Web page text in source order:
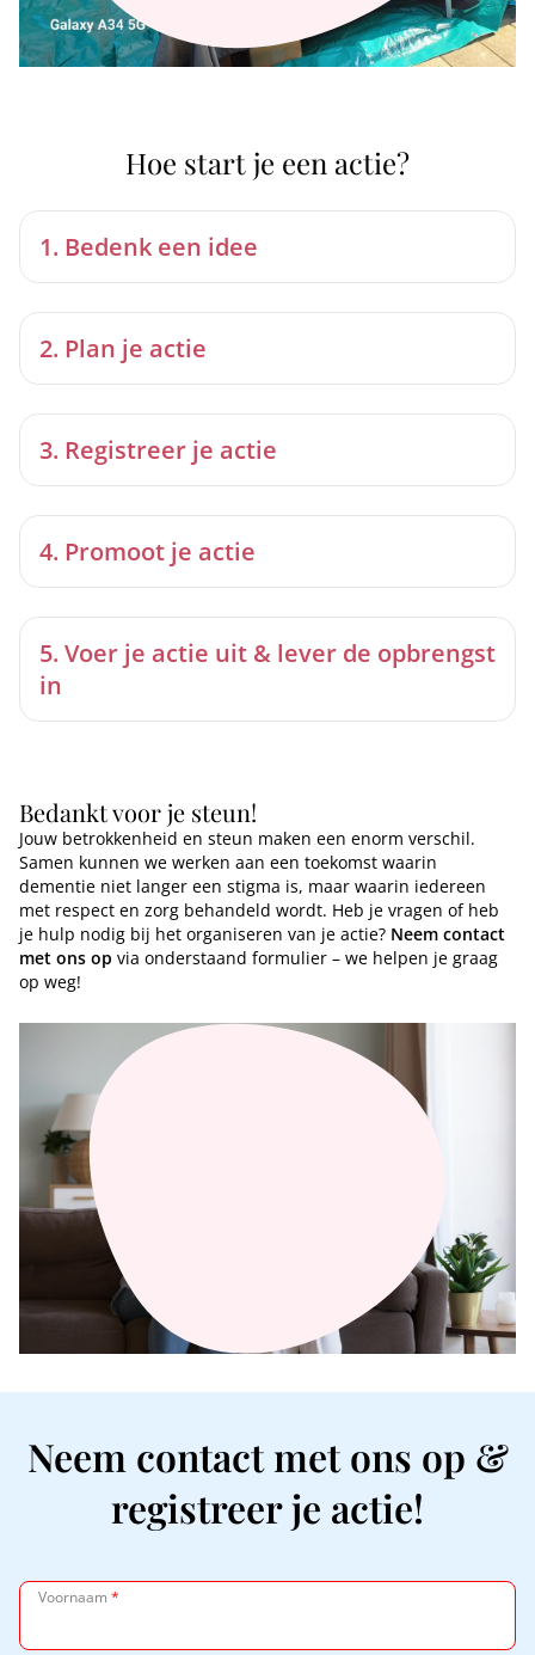
Hoe start je een actie?
1. Bedenk een idee
2. Plan je actie
3. Registreer je actie
4. Promoot je actie
5. Voer je actie uit & lever de opbrengst
in
Bedankt voor je steun!
Jouw betrokkenheid en steun maken een enorm verschil.
Samen kunnen we werken aan een toekomst waarin
dementie niet langer een stigma is, maar waarin iedereen
met respect en zorg behandeld wordt. Heb je vragen of heb
je hulp nodig bij het organiseren van je actie? Neem contact
met ons op via onderstaand formulier – we helpen je graag
op weg!
Neem contact met ons op &
registreer je actie!
Voornaam *